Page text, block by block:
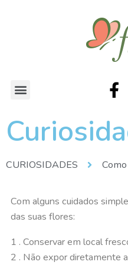
CURIOSIDADES
Com alguns cuidados
das suas flores:
1 . Conservar em local
2 . Não expor diretamente